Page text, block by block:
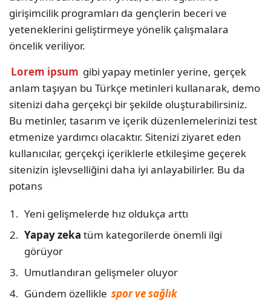
girişimcilik programları da gençlerin beceri ve
yeteneklerini geliştirmeye yönelik çalışmalara
öncelik veriliyor.
Lorem ipsum gibi yapay metinler yerine, gerçek
anlam taşıyan bu Türkçe metinleri kullanarak, demo
sitenizi daha gerçekçi bir şekilde oluşturabilirsiniz.
Bu metinler, tasarım ve içerik düzenlemelerinizi test
etmenize yardımcı olacaktır. Sitenizi ziyaret eden
kullanıcılar, gerçekçi içeriklerle etkileşime geçerek
sitenizin işlevselliğini daha iyi anlayabilirler. Bu da
potans
Yeni gelişmelerde hız oldukça arttı
Yapay zeka tüm kategorilerde önemli ilgi
görüyor
Umutlandıran gelişmeler oluyor
Gündem özellikle spor ve sağlık